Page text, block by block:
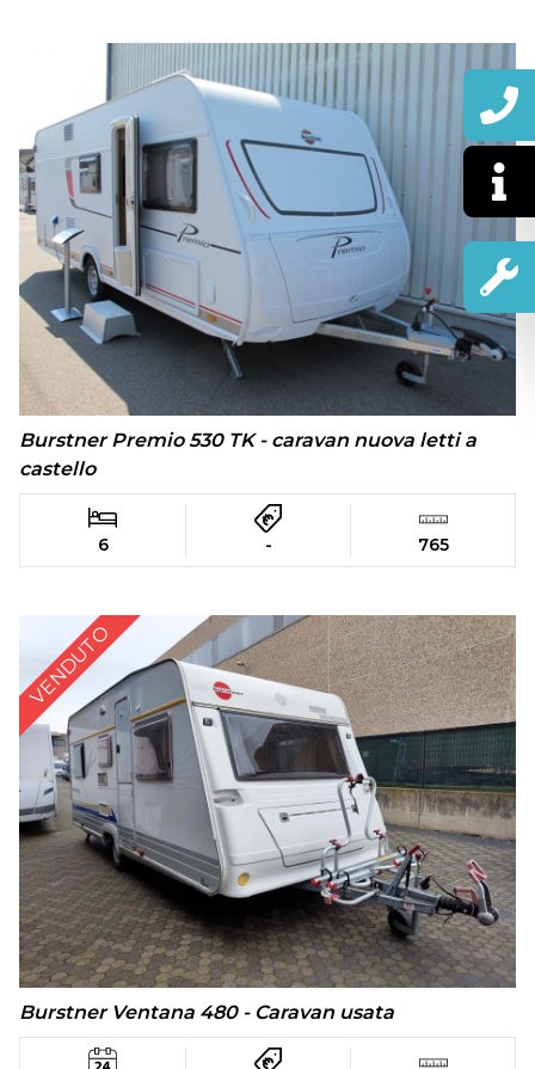
Burstner Premio 530 TK - caravan nuova letti a
castello
6 - 765
VENDUTO
Burstner Ventana 480 - Caravan usata